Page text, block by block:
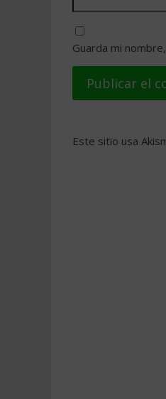
Guarda mi
Este sitio usa